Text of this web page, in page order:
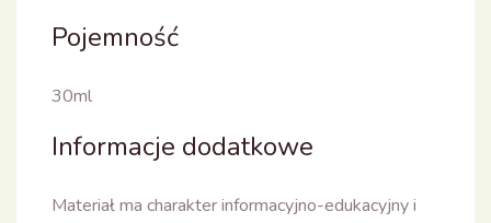
Pojemność
30ml
Informacje dodatkowe
Materiał ma charakter informacyjno-edukacyjny i